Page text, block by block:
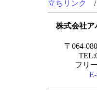
立ちリンク
株式会社
〒064-
フリ